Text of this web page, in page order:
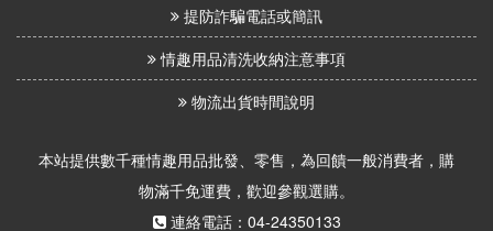
提防詐騙電話或簡訊
情趣用品清洗收納注意事項
物流出貨時間說明
本站提供數千種情趣用品批發、零售，為回饋一般消費者，購
物滿千免運費，歡迎參觀選購。
連絡電話：04-24350133